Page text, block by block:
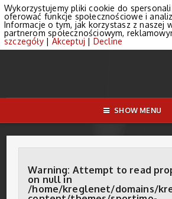
SHOW MENU
Warning: Attempt to read
on null in
/home/kreglenet/domains/
Wykorzystujemy pliki cookie do
oferować funkcje społecznościowe i
Informacje o tym, jak korzystasz z naszej
partnerom społecznościowym,
szczegóły| Akceptuj | Decline